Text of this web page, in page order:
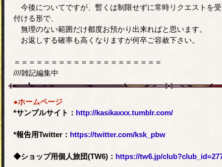
今後についてですが、暫くは制限せずに常時リクエストを
付ける形で、
無理のない範囲だけ都度お預かり出来ればと思います。
お返しする確率も高くなりますが何卒ご容赦下さい。
＝＝＝＝＝＝＝＝＝＝＝＝＝＝＝＝＝＝＝＝
////雑記編集中
●ホームページ
*サンプルサイト： http://kasikaxxx.tumblr.com/
*報告用Twitter： https://twitter.com/ksk_pbw
◆ショップ用個人旅団(TW6)： https://tw6.jp/